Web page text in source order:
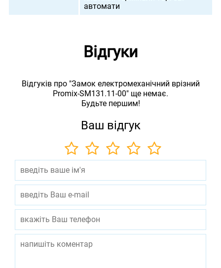
автомати
Відгуки
Відгуків про "Замок електромеханічний врізний
Promix-SM131.11-00" ще немає.
Будьте першим!
Ваш відгук